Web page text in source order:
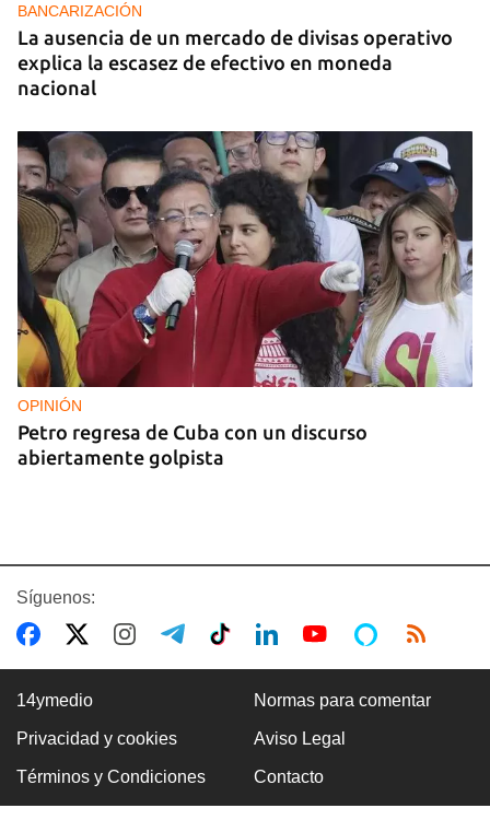
BANCARIZACIÓN
La ausencia de un mercado de divisas operativo
explica la escasez de efectivo en moneda
nacional
OPINIÓN
Petro regresa de Cuba con un discurso
abiertamente golpista
14YMEDIO
Edición impresa del 7 de agosto de 2026
Síguenos:
14ymedio Normas para comentar
Privacidad y cookies Aviso Legal
Términos y Condiciones Contacto